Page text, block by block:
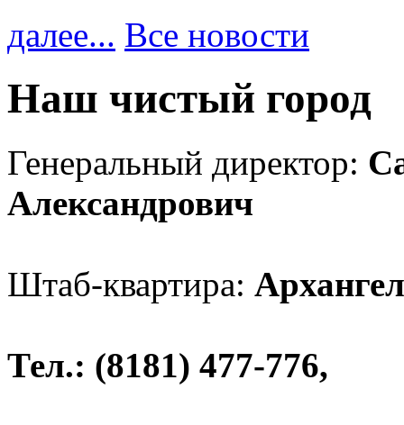
далее... Все новости
Наш чистый город
Генеральный директор:
Александрович
Штаб-квартира:
Тел.: (8181) 477-776,